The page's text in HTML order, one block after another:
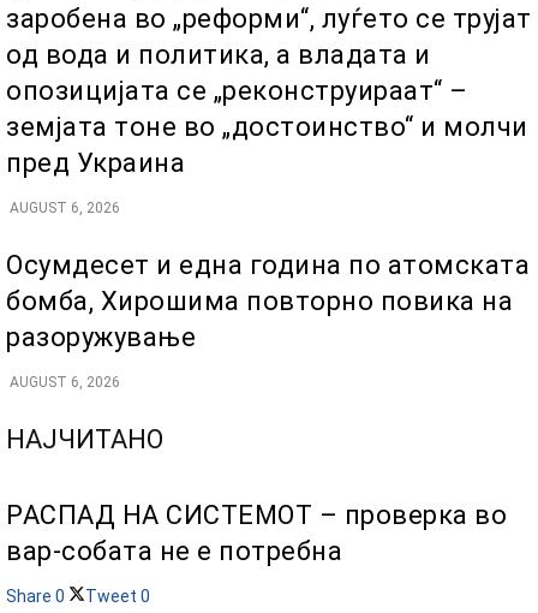
заробена во „реформи“, луѓето се трујат
од вода и политика, а владата и
опозицијата се „реконструираат“ –
земјата тоне во „достоинство“ и молчи
пред Украина
AUGUST 6, 2026
Осумдесет и една година по атомската
бомба, Хирошима повторно повика на
разоружување
AUGUST 6, 2026
НАЈЧИТАНО
РАСПАД НА СИСТЕМОТ – проверка во
вар-собата не е потребна
Share 0 Tweet 0